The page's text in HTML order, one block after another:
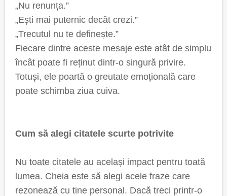
„Nu renunța.”
„Ești mai puternic decât crezi.”
„Trecutul nu te definește.”
Fiecare dintre aceste mesaje este atât de simplu
încât poate fi reținut dintr-o singură privire.
Totuși, ele poartă o greutate emoțională care
poate schimba ziua cuiva.
Cum să alegi citatele scurte potrivite
Nu toate citatele au același impact pentru toată
lumea. Cheia este să alegi acele fraze care
rezonează cu tine personal. Dacă treci printr-o